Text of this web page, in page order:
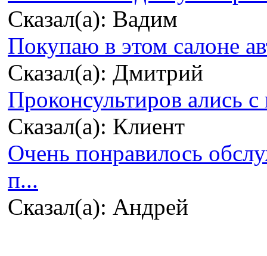
Сказал(а): Вадим
Покупаю в этом салоне
Сказал(а): Дмитрий
Проконсультиров ались
Сказал(а): Клиент
Очень понравилось
п...
Сказал(а): Андрей